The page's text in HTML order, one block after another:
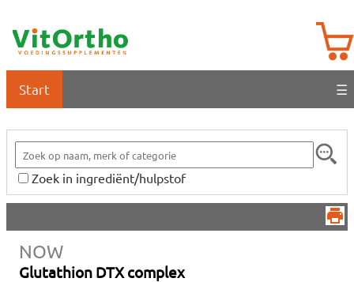
Start ☰
Zoek in ingrediënt/hulpstof
NOW
Glutathion DTX complex